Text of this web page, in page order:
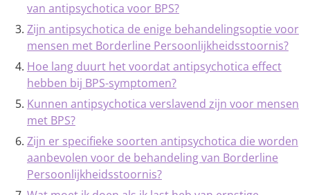
van antipsychotica voor BPS?
Zijn antipsychotica de enige behandelingsoptie voor
mensen met Borderline Persoonlijkheidsstoornis?
Hoe lang duurt het voordat antipsychotica effect
hebben bij BPS-symptomen?
Kunnen antipsychotica verslavend zijn voor mensen
met BPS?
Zijn er specifieke soorten antipsychotica die worden
aanbevolen voor de behandeling van Borderline
Persoonlijkheidsstoornis?